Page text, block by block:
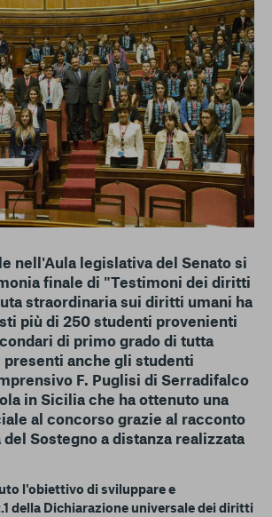
il blocco di alcuni cookie può
sulla Piattaforma e il suo
“Conferma le mie scelte”, la
cookie effettuata verrà salvata. Se non è
opzione, premere questo pulsante
tutti i cookie. Per ulteriori informazioni, è
la nostraUlteriori informazioni
necessari
nell'Aula legislativa del Senato si
finale di "Testimoni dei diritti
straordinaria sui diritti umani ha
più di 250 studenti provenienti
di primo grado di tutta
presenti anche gli studenti
F. Puglisi di Serradifalco
in Sicilia che ha ottenuto una
al concorso grazie al racconto
Sostegno a distanza realizzata
l'obiettivo di sviluppare e
della Dichiarazione universale dei diritti